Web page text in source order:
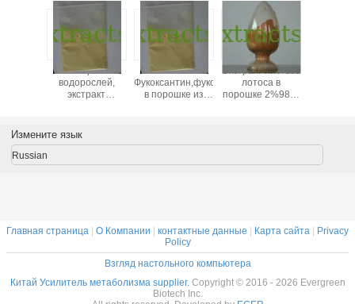
Экстракт
водорослей,
экстракт
фукоксантин в
порошке CAS:
5%10%50%
Фукоксантин,фукоксантин
в порошке из
Экстракт листьев
лотоса в
порошке 2%98%
Измените язык
Russian
Главная страница | О Компании | контактные данные | Карта сайта | Privacy
Policy
Взгляд настольного компьютера
Китай Усилитель метаболизма supplier. Copyright © 2016 - 2026 Evergreen
Biotech Inc.